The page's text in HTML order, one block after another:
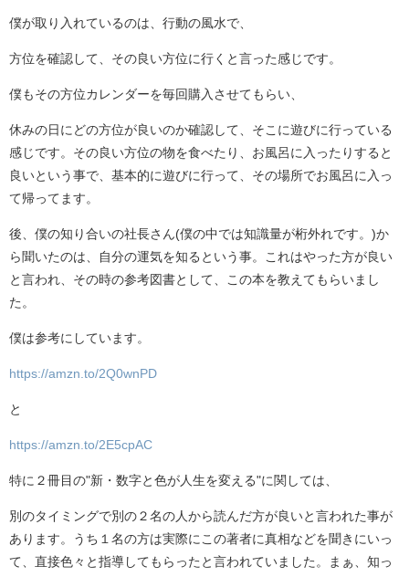
僕が取り入れているのは、行動の風水で、
方位を確認して、その良い方位に行くと言った感じです。
僕もその方位カレンダーを毎回購入させてもらい、
休みの日にどの方位が良いのか確認して、そこに遊びに行っている
感じです。その良い方位の物を食べたり、お風呂に入ったりすると
良いという事で、基本的に遊びに行って、その場所でお風呂に入っ
て帰ってます。
後、僕の知り合いの社長さん(僕の中では知識量が桁外れです。)か
ら聞いたのは、自分の運気を知るという事。これはやった方が良い
と言われ、その時の参考図書として、この本を教えてもらいまし
た。
僕は参考にしています。
https://amzn.to/2Q0wnPD
と
https://amzn.to/2E5cpAC
特に２冊目の"新・数字と色が人生を変える"に関しては、
別のタイミングで別の２名の人から読んだ方が良いと言われた事が
あります。うち１名の方は実際にこの著者に真相などを聞きにいっ
て、直接色々と指導してもらったと言われていました。まぁ、知っ